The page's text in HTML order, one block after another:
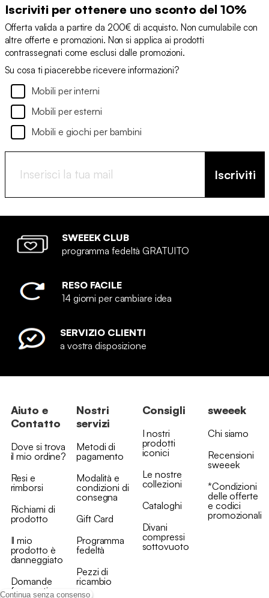
Continua senza consenso
Iscriviti per ottenere uno sconto del 10%
Offerta valida a partire da 200€ di acquisto. Non cumulabile con
altre offerte e promozioni. Non si applica ai prodotti
contrassegnati come esclusi dalle promozioni.
Su cosa ti piacerebbe ricevere informazioni?
Mobili per interni
Mobili per esterni
Mobili e giochi per bambini
Iscriviti
SWEEEK CLUB
programma fedeltà GRATUITO
RESO FACILE
14 giorni per cambiare idea
SERVIZIO CLIENTI
a vostra disposizione
Aiuto e
Contatto
Dove si trova
il mio ordine?
Resi e
rimborsi
Richiami di
prodotto
Il mio
prodotto è
danneggiato
Domande
frequenti
Nostri
servizi
Metodi di
pagamento
Modalità e
condizioni di
consegna
Gift Card
Programma
fedeltà
Pezzi di
ricambio
Consigli
I nostri
prodotti
iconici
Le nostre
collezioni
Cataloghi
Divani
compressi
sottovuoto
sweeek
Chi siamo
Recensioni
sweeek
*Condizioni
delle offerte
e codici
promozionali